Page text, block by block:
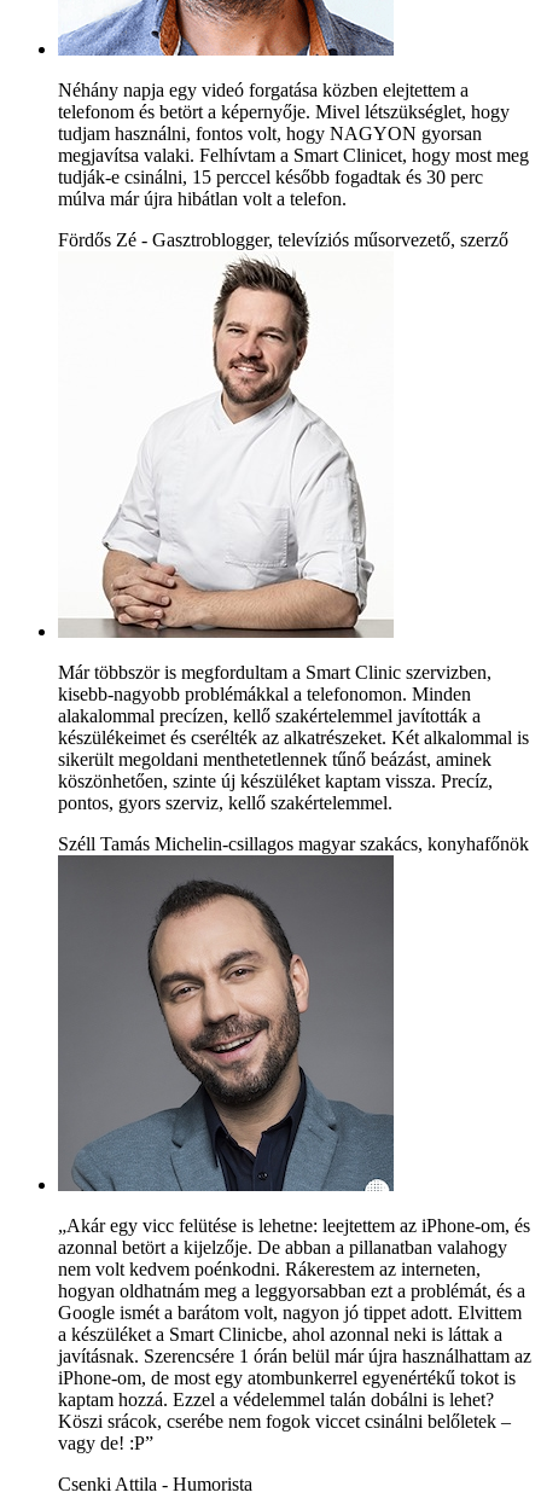
Néhány napja egy videó forgatása közben elejtettem a
telefonom és betört a képernyője. Mivel létszükséglet, hogy
tudjam használni, fontos volt, hogy NAGYON gyorsan
megjavítsa valaki. Felhívtam a Smart Clinicet, hogy most meg
tudják-e csinálni, 15 perccel később fogadtak és 30 perc
múlva már újra hibátlan volt a telefon.
Fördős Zé - Gasztroblogger, televíziós műsorvezető, szerző
Már többször is megfordultam a Smart Clinic szervizben,
kisebb-nagyobb problémákkal a telefonomon. Minden
alakalommal precízen, kellő szakértelemmel javították a
készülékeimet és cserélték az alkatrészeket. Két alkalommal is
sikerült megoldani menthetetlennek tűnő beázást, aminek
köszönhetően, szinte új készüléket kaptam vissza. Precíz,
pontos, gyors szerviz, kellő szakértelemmel.
Széll Tamás Michelin-csillagos magyar szakács, konyhafőnök
„Akár egy vicc felütése is lehetne: leejtettem az iPhone-om, és
azonnal betört a kijelzője. De abban a pillanatban valahogy
nem volt kedvem poénkodni. Rákerestem az interneten,
hogyan oldhatnám meg a leggyorsabban ezt a problémát, és a
Google ismét a barátom volt, nagyon jó tippet adott. Elvittem
a készüléket a Smart Clinicbe, ahol azonnal neki is láttak a
javításnak. Szerencsére 1 órán belül már újra használhattam az
iPhone-om, de most egy atombunkerrel egyenértékű tokot is
kaptam hozzá. Ezzel a védelemmel talán dobálni is lehet?
Köszi srácok, cserébe nem fogok viccet csinálni belőletek –
vagy de! :P”
Csenki Attila - Humorista